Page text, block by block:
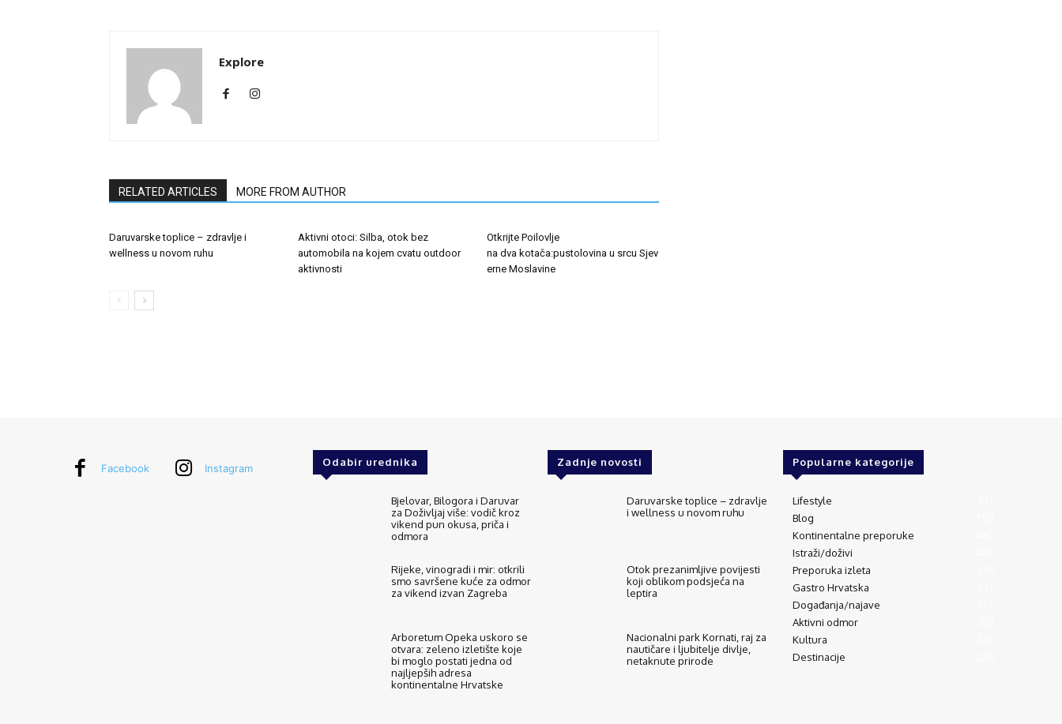
Explore
RELATED ARTICLES MORE FROM AUTHOR
Daruvarske toplice – zdravlje i
wellness u novom ruhu
Aktivni otoci: Silba, otok bez
automobila na kojem cvatu outdoor
aktivnosti
Otkrijte Poilovlje
na dva kotača:pustolovina u srcu Sjev
erne Moslavine
Facebook Instagram Odabir urednika
Bjelovar, Bilogora i Daruvar
za Doživljaj više: vodič kroz
vikend pun okusa, priča i
odmora
Rijeke, vinogradi i mir: otkrili
smo savršene kuće za odmor
za vikend izvan Zagreba
Arboretum Opeka uskoro se
otvara: zeleno izletište koje
bi moglo postati jedna od
najljepših adresa
kontinentalne Hrvatske
Zadnje novosti
Daruvarske toplice – zdravlje
i wellness u novom ruhu
Otok prezanimljive povijesti
koji oblikom podsjeća na
leptira
Nacionalni park Kornati, raj za
nautičare i ljubitelje divlje,
netaknute prirode
Popularne kategorije
Lifestyle
Blog
Kontinentalne preporuke
Istraži/doživi
Preporuka izleta
Gastro Hrvatska
Događanja/najave
Aktivni odmor
Kultura
Destinacije